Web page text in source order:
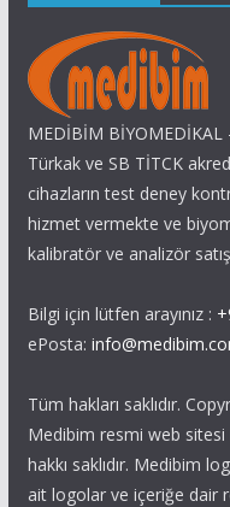
MEDİBİM BİYOMEDİKAL
Türkak ve SB TİTCK
cihazların test deney
hizmet vermekte ve
kalibratör ve analizör
Bilgi için lütfen arayınız :
ePosta:
Tüm hakları saklıdır.
Medibim resmi web
hakkı saklıdır. Medibim
ait logolar ve içeriğe dair